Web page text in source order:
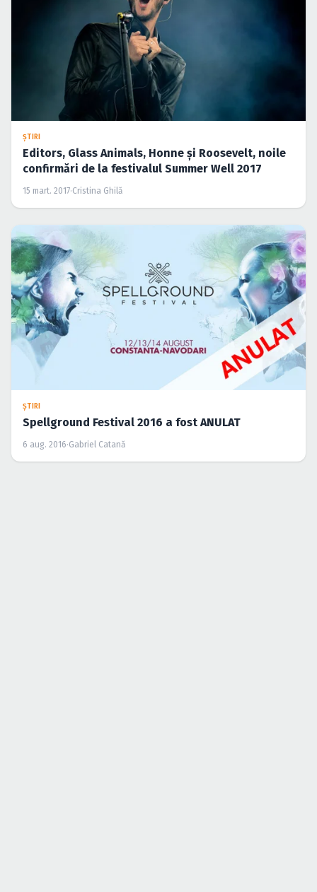
ŞTIRI
Editors, Glass Animals, Honne şi Roosevelt, noile
confirmări de la festivalul Summer Well 2017
15 mart. 2017·Cristina Ghilă
ŞTIRI
Spellground Festival 2016 a fost ANULAT
6 aug. 2016·Gabriel Catană